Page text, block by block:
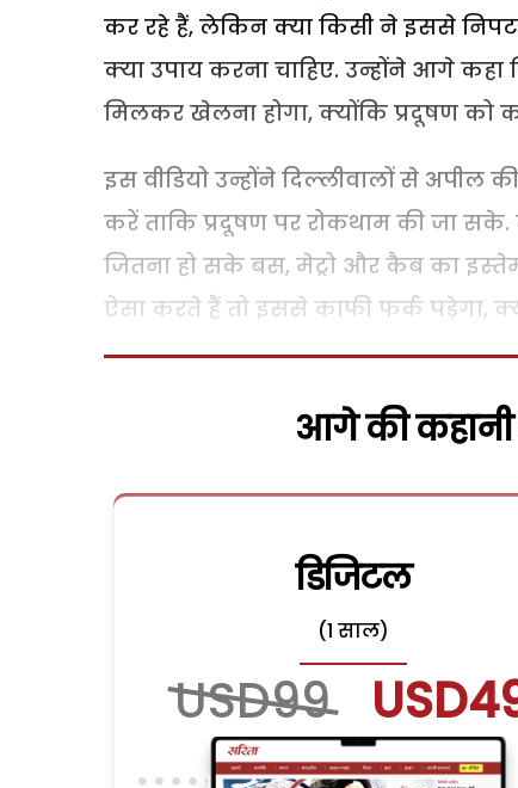
कर रहे हैं, लेकिन क्या किसी ने इससे
क्‍या उपाय करना चाहिए. उन्होंने आगे
मिलकर खेलना होगा, क्‍योंकि प्रदूषण को
इस वीडियो उन्होंने दिल्‍लीवालों से
करें ताकि प्रदूषण पर रोकथाम की जा
जितना हो सके बस, मेट्रो और कैब का
ऐसा करते हैं तो इससे काफी फर्क पड़ेगा,
आगे की
डिजिटल
(1 साल)
USD99